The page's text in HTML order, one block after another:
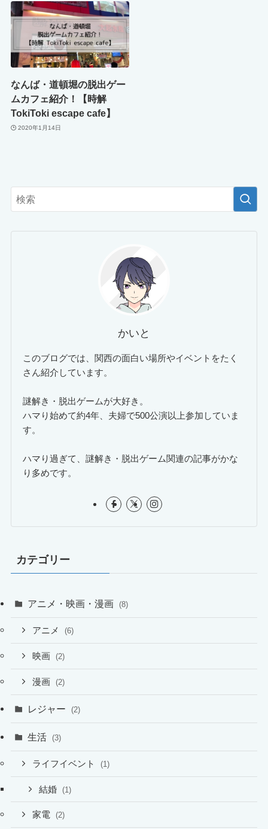
なんば・道頓堀の脱出ゲー
ムカフェ紹介！【時解
TokiToki escape cafe】
2020年1月14日
かいと
このブログでは、関西の面白い場所やイベントをたく
さん紹介しています。
謎解き・脱出ゲームが大好き。
ハマり始めて約4年、夫婦で500公演以上参加していま
す。
ハマり過ぎて、謎解き・脱出ゲーム関連の記事がかな
り多めです。
カテゴリー
アニメ・映画・漫画 (8)
アニメ (6)
映画 (2)
漫画 (2)
レジャー (2)
生活 (3)
ライフイベント (1)
結婚 (1)
家電 (2)